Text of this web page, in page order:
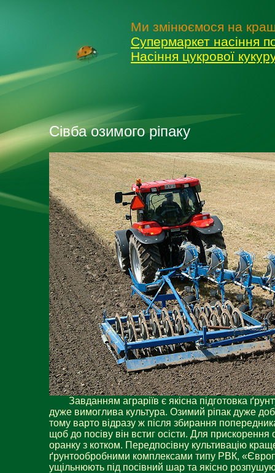
Ми змінюємося на
Супермаркет насіння
Насіння цукрової
Сівба озимого ріпаку
Завданням аграріїв є якісна підготовка
дуже вимоглива культура. Озимий ріпак дуже
тому варто відразу ж після збирання
щоб до посіву він встиг осісти. Для прискорення
оранку з котком. Передпосівну культивацію
ґрунтообробними комплексами типу РВК,
ущільнюють під посівний шар та якісно